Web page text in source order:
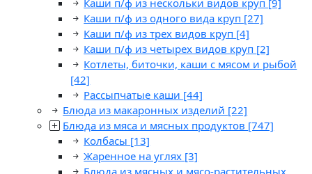
Каши п/ф из нескольки видов круп [9]
Каши п/ф из одного вида круп [27]
Каши п/ф из трех видов круп [4]
Каши п/ф из четырех видов круп [2]
Котлеты, биточки, каши с мясом и рыбой
[42]
Рассыпчатые каши [44]
Блюда из макаронных изделий [22]
Блюда из мяса и мясных продуктов [747]
Колбасы [13]
Жаренное на углях [3]